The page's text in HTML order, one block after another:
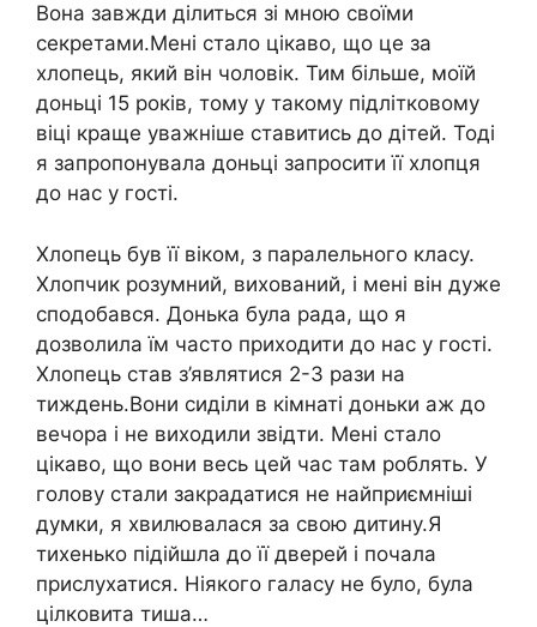
Вона завжди ділиться зі мною своїми
секретами.Мені стало цікаво, що це за
хлопець, який він чоловік. Тим більше, моїй
доньці 15 років, тому у такому підлітковому
віці краще уважніше ставитись до дітей. Тоді
я запропонувала доньці запросити її хлопця
до нас у гості.
Хлопець був її віком, з паралельного класу.
Хлопчик розумний, вихований, і мені він дуже
сподобався. Донька була рада, що я
дозволила їм часто приходити до нас у гості.
Хлопець став з’являтися 2-3 рази на
тиждень.Вони сиділи в кімнаті доньки аж до
вечора і не виходили звідти. Мені стало
цікаво, що вони весь цей час там роблять. У
голову стали закрадатися не найприємніші
думки, я хвилювалася за свою дитину.Я
тихенько підійшла до її дверей і почала
прислухатися. Ніякого галасу не було, була
цілковита тиша…